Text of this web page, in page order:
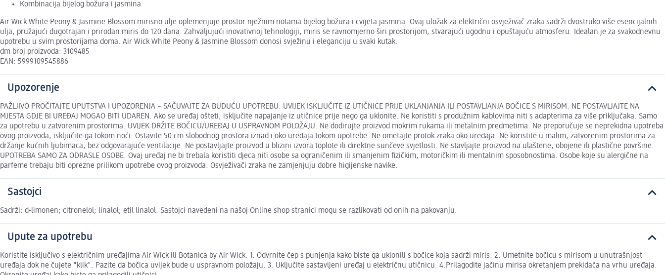
Kombinacija bijelog božura i jasmina
Air Wick White Peony & Jasmine Blossom mirisno ulje oplemenjuje prostor nježnim notama bijelog božura i cvijeta jasmina. Ovaj uložak za električni osvježivač zraka sadrži dvostruko više esencijalnih
ulja, pružajući dugotrajan i prirodan miris do 120 dana. Zahvaljujući inovativnoj tehnologiji, miris se ravnomjerno širi prostorijom, stvarajući ugodnu i opuštajuću atmosferu. Idealan je za svakodnevnu
upotrebu u svim prostorijama doma. Air Wick White Peony & Jasmine Blossom donosi svježinu i eleganciju u svaki kutak.
dm broj proizvoda: 3109485
EAN: 5999109545886
Upozorenje
PAŽLJIVO PROČITAJTE UPUTSTVA I UPOZORENJA – SAČUVAJTE ZA BUDUĆU UPOTREBU. UVIJEK ISKLJUČITE IZ UTIČNICE PRIJE UKLANJANJA ILI POSTAVLJANJA BOČICE S MIRISOM. NE POSTAVLJAJTE NA
MJESTA GDJE BI UREĐAJ MOGAO BITI UDAREN. Ako se uređaj ošteti, isključite napajanje iz utičnice prije nego ga uklonite. Ne koristiti s produžnim kablovima niti s adapterima za više priključaka. Samo
za upotrebu u zatvorenim prostorima. UVIJEK DRŽITE BOČICU/UREĐAJ U USPRAVNOM POLOŽAJU. Ne dodirujte proizvod mokrim rukama ili metalnim predmetima. Ne preporučuje se neprekidna upotreba
ovog proizvoda, isključite ga tokom noći. Ostavite 50 cm slobodnog prostora iznad i oko uređaja tokom upotrebe. Ne ometajte protok zraka oko uređaja. Ne koristite u malim, zatvorenim prostorima za
držanje kućnih ljubimaca, bez odgovarajuće ventilacije. Ne postavljajte proizvod u blizini izvora toplote ili direktne sunčeve svjetlosti. Ne stavljajte proizvod na ulaštene, obojene ili plastične površine.
UPOTREBA SAMO ZA ODRASLE OSOBE. Ovaj uređaj ne bi trebala koristiti djeca niti osobe sa ograničenim ili smanjenim fizičkim, motoričkim ili mentalnim sposobnostima. Osobe koje su alergične na
parfeme trebaju biti oprezne prilikom upotrebe ovog proizvoda. Osvježivači zraka ne zamjenjuju dobre higijenske navike.
Sastojci
Sadrži: d-limonen; citronelol; linalol; etil linalol. Sastojci navedeni na našoj Online shop stranici mogu se razlikovati od onih na pakovanju.
Upute za upotrebu
Koristite isključivo s električnim uređajima Air Wick ili Botanica by Air Wick. 1. Odvrnite čep s punjenja kako biste ga uklonili s bočice koja sadrži miris. 2. Umetnite bočicu s mirisom u unutrašnjost
uređaja dok ne čujete "klik". Pazite da bočica uvijek bude u uspravnom položaju. 3. Uključite sastavljeni uređaj u električnu utičnicu. 4.Prilagodite jačinu mirisa okretanjem prekidača na vrhu uređaja.